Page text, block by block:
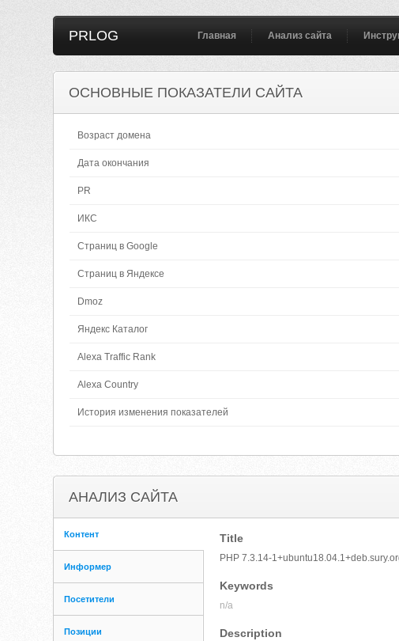
PRLOG Главная Анализ сайта
ОСНОВНЫЕ ПОКАЗАТЕЛИ САЙТА
Возраст домена
Дата окончания
PR
ИКС
Страниц в Google
Страниц в Яндексе
Dmoz
Яндекс Каталог
Alexa Traffic Rank
Alexa Country
История изменения показателей
АНАЛИЗ САЙТА
Контент
Информер
Посетители
Позиции
Title
PHP 7.3.14-
Keywords
n/a
Description